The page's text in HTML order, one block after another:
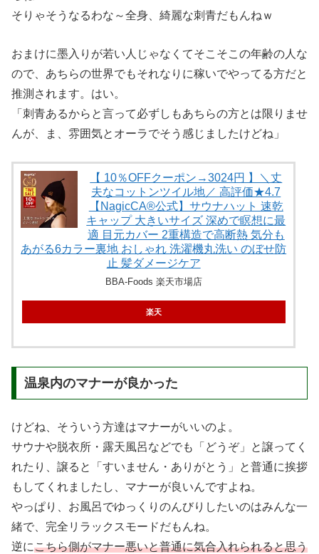
そりゃそうなるわな～全身、綺麗な刺青だもんねｗ
おまけに墨入りが若い人じゃなくてそこそこの年齢の人な
ので、あちらの世界でもそれなりに稼いでやってる方だと
推測されます。はい。
「刺青あるからと言って必ずしもあちらの方とは限りませ
んが、ま、雰囲気とオーラでそう感じましたけどね」
【 10％OFFクーポン→3024円 】＼丈
夫なコットンツイル地／ 高評価★4.7
【NagicCA®公式】サウナハット 速乾
キャップ 大きいサイズ 深めで瞑想に最
適 目元カバー 2重構造で高断熱 気分も
あがる6カラー裏地 おしゃれ 洗濯機丸洗い のぼせ防
止 髪ダメージケア
BBA-Foods 楽天市場店
楽天
温泉内のマナーが良かった
けどね、そういう方達はマナーがいいのよ。
サウナや脱衣所・露天風呂などでも「どうぞ」と譲ってく
れたり、譲ると「すいません・ありがとう」と普通に挨拶
もしてくれましたし、マナーが良いんですよね。
やっぱり、お風呂でゆっくりのんびりしたいのはみんな一
緒で、完全リラックスモードだもんね。
逆にこちら側がマナー悪いと普通に気合入れられると思う